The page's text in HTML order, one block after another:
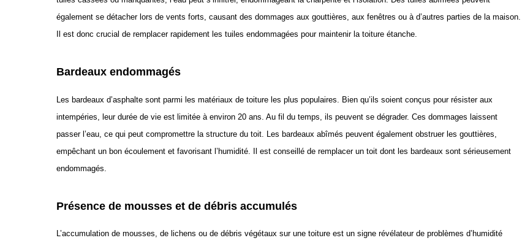
également se détacher lors de vents forts, causant des dommages aux gouttières, aux fenêtres ou à d’autres parties de la maison.
Il est donc crucial de remplacer rapidement les tuiles endommagées pour maintenir la toiture étanche.
Bardeaux endommagés
Les bardeaux d’asphalte sont parmi les matériaux de toiture les plus populaires. Bien qu’ils soient conçus pour résister aux
intempéries, leur durée de vie est limitée à environ 20 ans. Au fil du temps, ils peuvent se dégrader. Ces dommages laissent
passer l’eau, ce qui peut compromettre la structure du toit. Les bardeaux abîmés peuvent également obstruer les gouttières,
empêchant un bon écoulement et favorisant l’humidité. Il est conseillé de remplacer un toit dont les bardeaux sont sérieusement
endommagés.
Présence de mousses et de débris accumulés
L’accumulation de mousses, de lichens ou de débris végétaux sur une toiture est un signe révélateur de problèmes d’humidité